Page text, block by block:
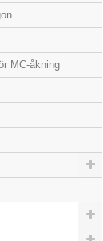
MC-åkning